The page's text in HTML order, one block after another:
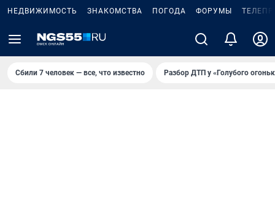
НЕДВИЖИМОСТЬ ЗНАКОМСТВА ПОГОДА ФОРУМЫ
Сбили 7 человек — все, что известно Разбор ДТП у «Голубого